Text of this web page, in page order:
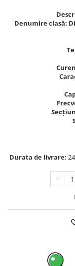
Convertoare de
Sisteme de stocare
Pachete complete
Sisteme de
Sisteme
Sisteme
mica (rulota/
Sisteme
Statii de incarcare
Statii de incarcare
Turbine eoliene
Denumire clasă:
Durata de livrare: